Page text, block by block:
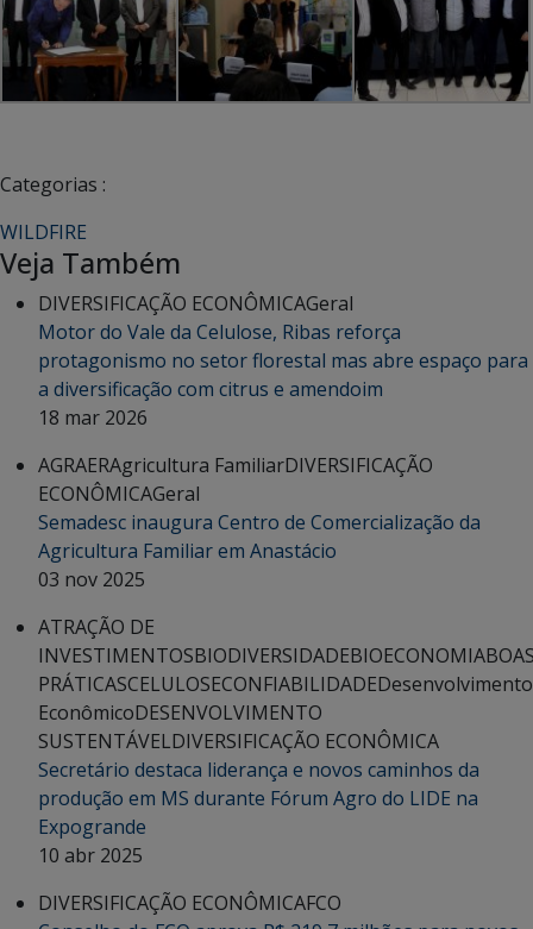
Categorias :
WILDFIRE
Veja Também
DIVERSIFICAÇÃO ECONÔMICAGeral
Motor do Vale da Celulose, Ribas reforça
protagonismo no setor florestal mas abre espaço para
a diversificação com citrus e amendoim
18 mar 2026
AGRAERAgricultura FamiliarDIVERSIFICAÇÃO
ECONÔMICAGeral
Semadesc inaugura Centro de Comercialização da
Agricultura Familiar em Anastácio
03 nov 2025
ATRAÇÃO DE
INVESTIMENTOSBIODIVERSIDADEBIOECONOMIA
PRÁTICASCELULOSECONFIABILIDADEDesenvolvimento
EconômicoDESENVOLVIMENTO
SUSTENTÁVELDIVERSIFICAÇÃO ECONÔMICA
Secretário destaca liderança e novos caminhos da
produção em MS durante Fórum Agro do LIDE na
Expogrande
10 abr 2025
DIVERSIFICAÇÃO ECONÔMICAFCO